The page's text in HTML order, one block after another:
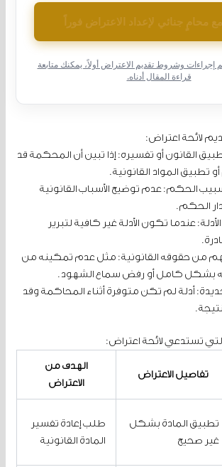
محامٍ جنائي لإعداد الاعتراض فوراً
وشروط تقديم الاعتراض أولاً، يمكنك متابعة
قراءة المقال أدناه.
لائحة اعتراض:
القانون أو تفسيره: إذا تبين أن المحكمة قد
تطبيق المواد القانونية.
الحكم: عدم توضيح الأسباب القانونية
الحكم.
عندما تكون الأدلة غير كافية لتبرير
من حقوقه القانونية: مثل عدم تمكينه من
بشكل كامل أو رفض سماع الشهود.
أدلة لم تكن متوفرة أثناء المحاكمة وقد
التي تستدعي لائحة اعتراض:
تفاصيل الاعتراض
الهدف من
الاعتراض
تطبيق المادة بشكل
غير صحيح
طلب إعادة تفسير
المادة القانونية